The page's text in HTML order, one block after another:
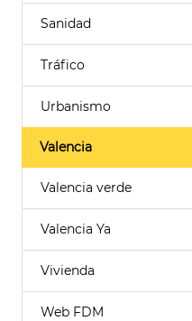
Sanidad
Tráfico
Urbanismo
Valencia
Valencia verde
Valencia Ya
Vivienda
Web FDM